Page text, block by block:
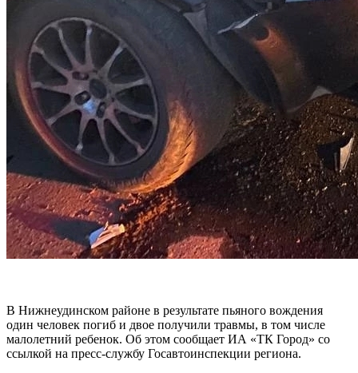
В Нижнеудинском районе в результате пьяного вождения
один человек погиб и двое получили травмы, в том числе
малолетний ребенок. Об этом сообщает ИА «ТК Город» со
ссылкой на пресс-службу Госавтоинспекции региона.